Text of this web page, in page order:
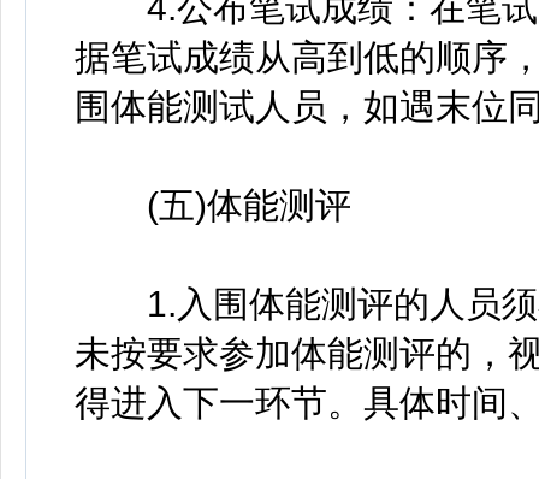
据笔试成绩从高到低的顺序
围体能测试人员，如遇末位
(五)体能测评
1.入围体能测评的人员须
未按要求参加体能测评的，
得进入下一环节。具体时间